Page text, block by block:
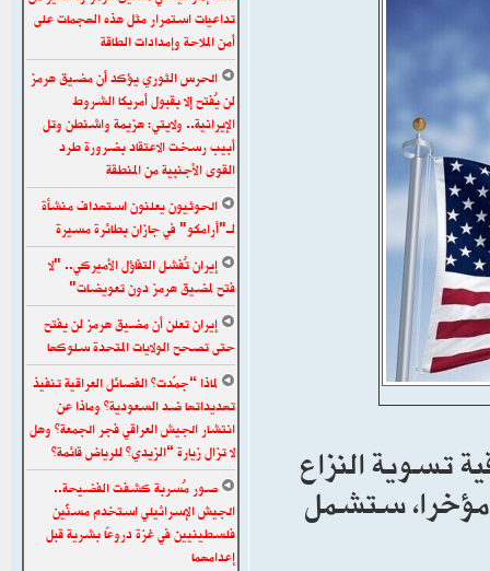
تسوية النزاع
مؤخرا، ستشمل
تداعيات استمرار مثل هذه الهجمات على
أمن الملاحة وإمدادات الطاقة
الحرس الثوري يؤكد أن مضيق هرمز
لن يُفتح إلا بقبول أمريكا الشروط
الإيرانية.. ولايتي: هزيمة واشنطن وتل
أبيب رسخت الاعتقاد بضرورة طرد
القوى الأجنبية من المنطقة
الحوثيون يعلنون استهداف منشأة
لـ"أرامكو" في جازان بطائرة مسيرة
إيران تُفشل التفاؤل الأميركي.. "لا
فتح لمضيق هرمز دون تعويضات"
إيران تعلن أن مضيق هرمز لن يفتح
حتى تصحح الولايات المتحدة سلوكها
لماذا “جمّدت” الفصائل العراقية تنفيذ
تهديداتها ضد السعودية؟ وماذا عن
انتشار الجيش العراقي فجر الجمعة؟ وهل
لا تزال زيارة “الزيدي” للرياض قائمة؟
صور مُسربة كشفت الفضيحة..
الجيش الإسرائيلي استخدم مسنَّين
فلسطينيين في غزة دروعًا بشرية قبل
إعدامهما